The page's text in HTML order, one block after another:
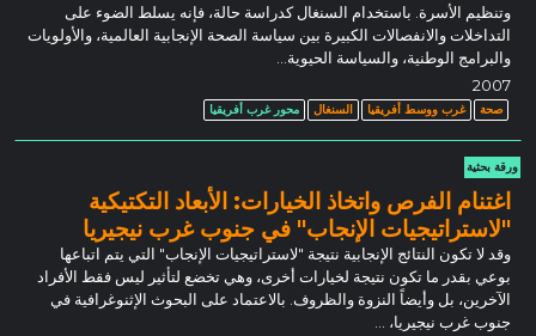
وتنظيم الأسرة. باستخدام السنغال كدراسة حالة، فإنه يسلط الضوء على
التداخلات والانفصالات الكبيرة بين سياسة الصحة الإنجابية العالمية، والأولويات
والبرامج الوطنية، والسياسة الحيوية…
2007
صحة غرب ووسط أفريقيا السنغال محور غرب أفريقيا
ورقة بحثية
اغتنام الفرص واتخاذ الخيارات: الأبعاد التكتيكية
"لاستراتيجيات الإنجاب" في جنوب غرب نيجيريا
وقد لا تكون النتائج الإنجابية نتيجة "لاستراتيجيات الإنجاب" التي يتم اتباعها
بوعي بقدر ما تكون نتيجة لخيارات أخرى، وهي تخضع لتأثير ليس فقط الأفراد
الآخرين، بل وأيضاً النزوة والظروف. بالاعتماد على البحوث الإثنوغرافية في
جنوب غرب نيجيريا، ...